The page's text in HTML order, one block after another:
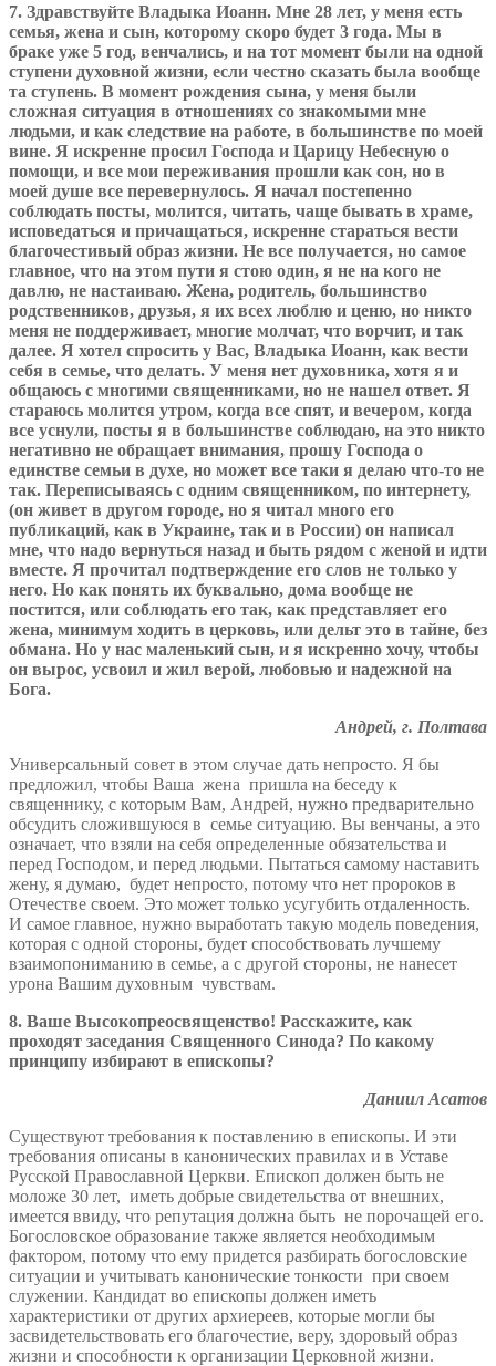
7. Здравствуйте Владыка Иоанн. Мне 28 лет, у меня есть
семья, жена и сын, которому скоро будет 3 года. Мы в
браке уже 5 год, венчались, и на тот момент были на одной
ступени духовной жизни, если честно сказать была вообще
та ступень. В момент рождения сына, у меня были
сложная ситуация в отношениях со знакомыми мне
людьми, и как следствие на работе, в большинстве по моей
вине. Я искренне просил Господа и Царицу Небесную о
помощи, и все мои переживания прошли как сон, но в
моей душе все перевернулось. Я начал постепенно
соблюдать посты, молится, читать, чаще бывать в храме,
исповедаться и причащаться, искренне стараться вести
благочестивый образ жизни. Не все получается, но самое
главное, что на этом пути я стою один, я не на кого не
давлю, не настаиваю. Жена, родитель, большинство
родственников, друзья, я их всех люблю и ценю, но никто
меня не поддерживает, многие молчат, что ворчит, и так
далее. Я хотел спросить у Вас, Владыка Иоанн, как вести
себя в семье, что делать. У меня нет духовника, хотя я и
общаюсь с многими священниками, но не нашел ответ. Я
стараюсь молится утром, когда все спят, и вечером, когда
все уснули, посты я в большинстве соблюдаю, на это никто
негативно не обращает внимания, прошу Господа о
единстве семьи в духе, но может все таки я делаю что-то не
так. Переписываясь с одним священником, по интернету,
(он живет в другом городе, но я читал много его
публикаций, как в Украине, так и в России) он написал
мне, что надо вернуться назад и быть рядом с женой и идти
вместе. Я прочитал подтверждение его слов не только у
него. Но как понять их буквально, дома вообще не
постится, или соблюдать его так, как представляет его
жена, минимум ходить в церковь, или дельт это в тайне, без
обмана. Но у нас маленький сын, и я искренно хочу, чтобы
он вырос, усвоил и жил верой, любовью и надежной на
Бога.
Андрей, г. Полтава
Универсальный совет в этом случае дать непросто. Я бы
предложил, чтобы Ваша жена пришла на беседу к
священнику, с которым Вам, Андрей, нужно предварительно
обсудить сложившуюся в семье ситуацию. Вы венчаны, а это
означает, что взяли на себя определенные обязательства и
перед Господом, и перед людьми. Пытаться самому наставить
жену, я думаю, будет непросто, потому что нет пророков в
Отечестве своем. Это может только усугубить отдаленность.
И самое главное, нужно выработать такую модель поведения,
которая с одной стороны, будет способствовать лучшему
взаимопониманию в семье, а с другой стороны, не нанесет
урона Вашим духовным чувствам.
8. Ваше Высокопреосвященство! Расскажите, как
проходят заседания Священного Синода? По какому
принципу избирают в епископы?
Даниил Асатов
Существуют требования к поставлению в епископы. И эти
требования описаны в канонических правилах и в Уставе
Русской Православной Церкви. Епископ должен быть не
моложе 30 лет, иметь добрые свидетельства от внешних,
имеется ввиду, что репутация должна быть не порочащей его.
Богословское образование также является необходимым
фактором, потому что ему придется разбирать богословские
ситуации и учитывать канонические тонкости при своем
служении. Кандидат во епископы должен иметь
характеристики от других архиереев, которые могли бы
засвидетельствовать его благочестие, веру, здоровый образ
жизни и способности к организации Церковной жизни.